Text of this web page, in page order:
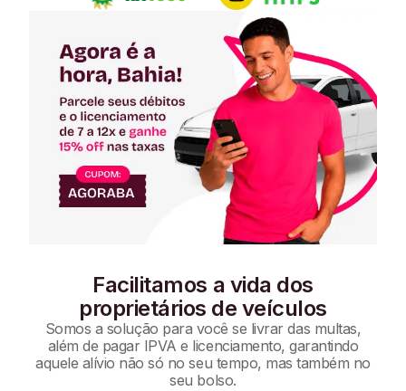
Facilitamos a vida dos
proprietários de veículos
Somos a solução para você se livrar das multas,
além de pagar IPVA e licenciamento, garantindo
aquele alívio não só no seu tempo, mas também no
seu bolso.